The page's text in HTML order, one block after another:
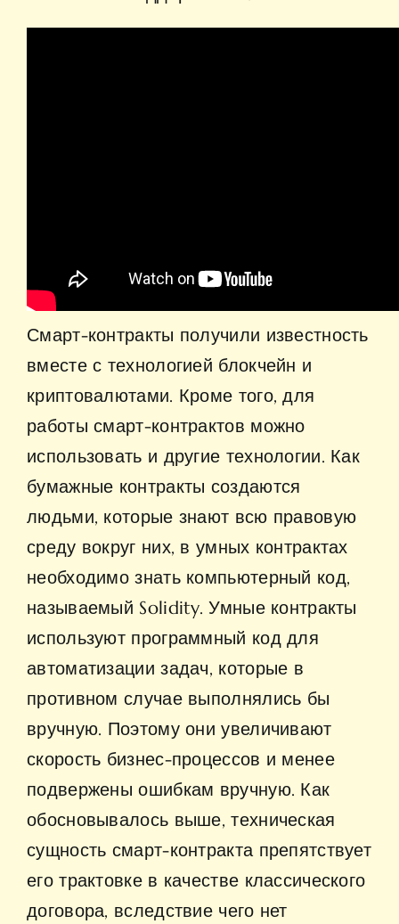
Смарт-контракты получили известность
вместе с технологией блокчейн и
криптовалютами. Кроме того, для
работы смарт-контрактов можно
использовать и другие технологии. Как
бумажные контракты создаются
людьми, которые знают всю правовую
среду вокруг них, в умных контрактах
необходимо знать компьютерный код,
называемый Solidity. Умные контракты
используют программный код для
автоматизации задач, которые в
противном случае выполнялись бы
вручную. Поэтому они увеличивают
скорость бизнес-процессов и менее
подвержены ошибкам вручную. Как
обосновывалось выше, техническая
сущность смарт-контракта препятствует
его трактовке в качестве классического
договора, вследствие чего нет